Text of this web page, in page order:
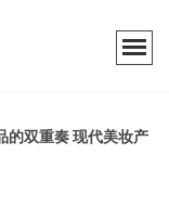
的双重奏 现代美妆产